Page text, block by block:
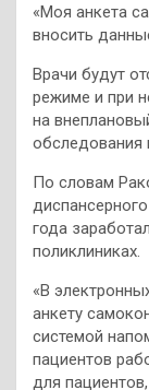
«Моя анкета
вносить
Врачи будут
режиме и при
на
обследования
По словам
года
поликлиниках.
«В
анкету
системой
пациентов
для